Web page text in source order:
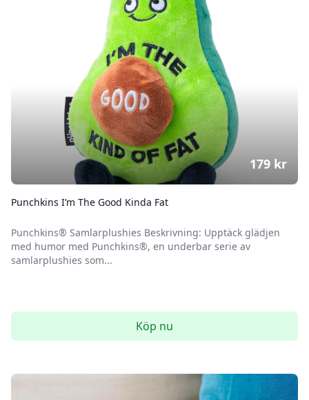
Punchkins I’m The Good Kinda Fat
Punchkins® Samlarplushies Beskrivning: Upptäck glädjen
med humor med Punchkins®, en underbar serie av
samlarplushies som...
179 kr
Köp nu